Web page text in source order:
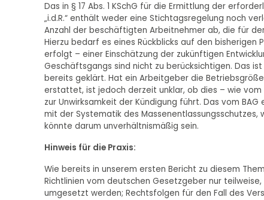
Das in § 17 Abs. 1 KSchG für die Ermittlung der
„i.d.R.“ enthält weder eine Stichtagsregelung noch
Anzahl der beschäftigten Arbeitnehmer ab, die für
Hierzu bedarf es eines Rückblicks auf den
erfolgt – einer Einschätzung der zukünftigen
Geschäftsgangs sind nicht zu berücksichtigen. Das
bereits geklärt. Hat ein Arbeitgeber die
erstattet, ist jedoch derzeit unklar, ob dies – wie vom
zur Unwirksamkeit der Kündigung führt. Das vom
mit der Systematik des Massenentlassungsschutzes,
könnte darum unverhältnismäßig sein.
Hinweis für die Praxis:
Wie bereits in unserem ersten Bericht zu diesem
Richtlinien vom deutschen Gesetzgeber nur
umgesetzt werden; Rechtsfolgen für den Fall des